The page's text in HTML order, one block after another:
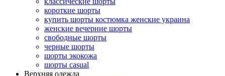
короткие шорты
купить шорты костюмка женские украина
женские вечерние шорты
свободные шорты
черные шорты
шорты экокожа
шорты casual
Верхняя одежда